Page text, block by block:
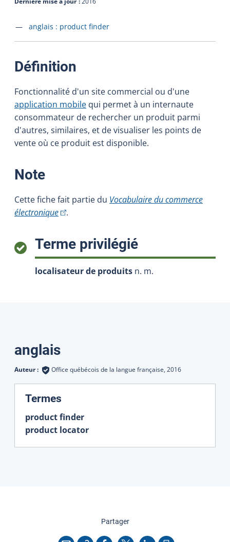
Accéder à la fiche en
anglais : product finder
Définition
Fonctionnalité d'un site commercial ou d'une
application mobile qui permet à un internaute
consommateur de rechercher un produit parmi
d'autres, similaires, et de visualiser les points de
vente où ce produit est disponible.
Note:
Cette fiche fait partie du Vocabulaire du commerce
électronique(Cet hyperlien externe s'ouvrira dans une
.
Terme privilégié:
localisateur de produits n. m.
Traductions
anglais
Auteur : Office québécois de la langue française, 2016
Termes
product finder
product locator
Partagercette page
Copier l'adresse Imprimer